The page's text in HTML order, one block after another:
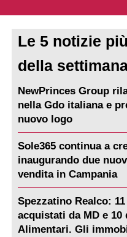
Le 5 notizie
della
NewPrinces Group
nella Gdo italiana e
nuovo logo
Sole365 continua a
inaugurando due
vendita in Campania
Spezzatino Realco:
acquistati da MD e 10
Alimentari. Gli